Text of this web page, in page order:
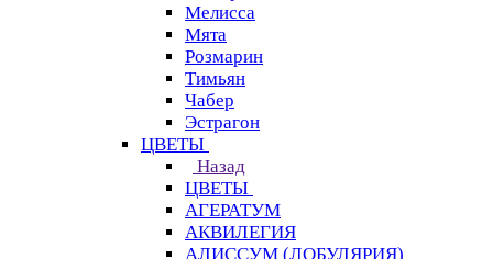
Мелисса
Мята
Розмарин
Тимьян
Чабер
Эстрагон
ЦВЕТЫ
Назад
ЦВЕТЫ
АГЕРАТУМ
АКВИЛЕГИЯ
АЛИССУМ (ЛОБУЛЯРИЯ)